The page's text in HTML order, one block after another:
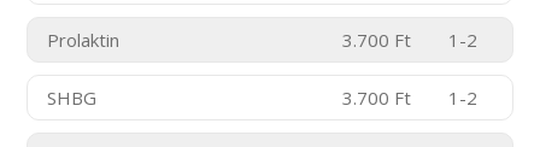
Prolaktin 3.700 Ft 1-2
SHBG 3.700 Ft 1-2